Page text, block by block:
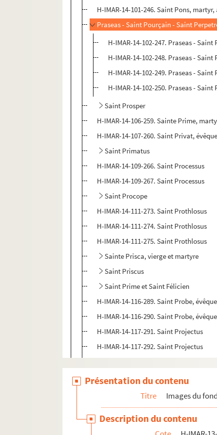
H-IMAR-14-101-246. Saint Pons,
Praseas - Saint Pourçain - Saint
H-IMAR-14-102-247. Praseas -
H-IMAR-14-102-248. Praseas -
H-IMAR-14-102-249. Praseas -
H-IMAR-14-102-250. Praseas -
Saint Prosper
H-IMAR-14-106-259. Sainte Prime,
H-IMAR-14-107-260. Saint Privat,
Saint Primatus
H-IMAR-14-109-266. Saint Processus
H-IMAR-14-109-267. Saint Processus
Saint Procope
H-IMAR-14-111-273. Saint Prothlosus
H-IMAR-14-111-274. Saint Prothlosus
H-IMAR-14-111-275. Saint Prothlosus
Sainte Prisca, vierge et martyre
Saint Priscus
Saint Prime et Saint Félicien
H-IMAR-14-116-289. Saint Probe, évêque
H-IMAR-14-116-290. Saint Probe, évêque
H-IMAR-14-117-291. Saint Projectus
H-IMAR-14-117-292. Saint Projectus
H-IMAR-14-118-294. Saint Prudence,
H-IMAR-14-119-295. Sainte
H-IMAR-14-120-296. Sainte
H-IMAR-14-120-297. Sainte
Présentation du contenu
Titre Images du
Description du contenu